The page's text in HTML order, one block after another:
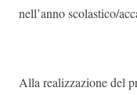
nell’anno scolastico/
Alla realizzazione del